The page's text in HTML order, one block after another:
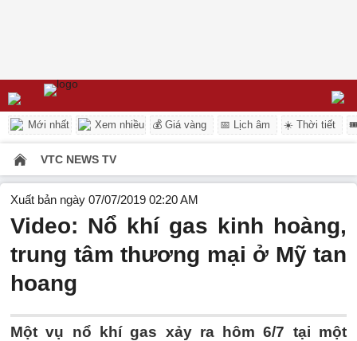
Mới nhất Xem nhiều 💰 Giá vàng 📅 Lịch âm ☀️ Thời tiết
VTC NEWS TV
Xuất bản ngày 07/07/2019 02:20 AM
Video: Nổ khí gas kinh hoàng,
trung tâm thương mại ở Mỹ tan
hoang
Một vụ nổ khí gas xảy ra hôm 6/7 tại một